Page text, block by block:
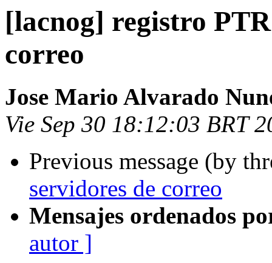
[lacnog] registro
correo
Jose Mario Alvarado
Vie Sep 30 18:12:03 BRT
Previous message (by
servidores de correo
Mensajes ordenados
autor ]